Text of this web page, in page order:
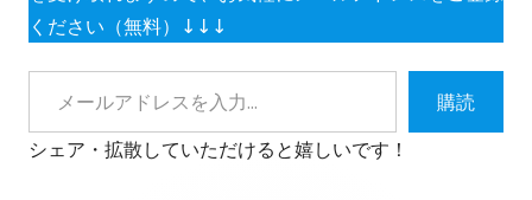
ください（無料）↓↓↓
メールアドレスを入力...
購読
シェア・拡散していただけると嬉しいです！